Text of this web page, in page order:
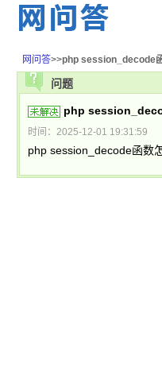
网问答>>php session_decode
问题
php
时间：2025-12-01 19:31:59
php session_decode函数